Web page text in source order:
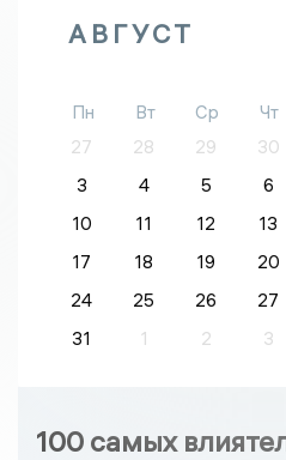
АВГУСТ
Пн Вт Ср Чт
27
28 29 30
3
4 5 6
10
11 12 13
17
18 19 20
24
25 26 27
31
1 2 3
100 самых